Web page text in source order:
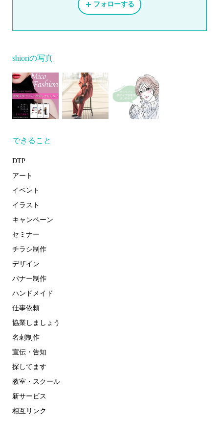
フォローする
shioriの写真
できること
DTP
アート
イベント
イラスト
キャンペーン
セミナー
チラシ制作
デザイン
バナー制作
ハンドメイド
仕事依頼
協業しましょう
名刺制作
宣伝・告知
探してます
教室・スクール
新サービス
相互リンク